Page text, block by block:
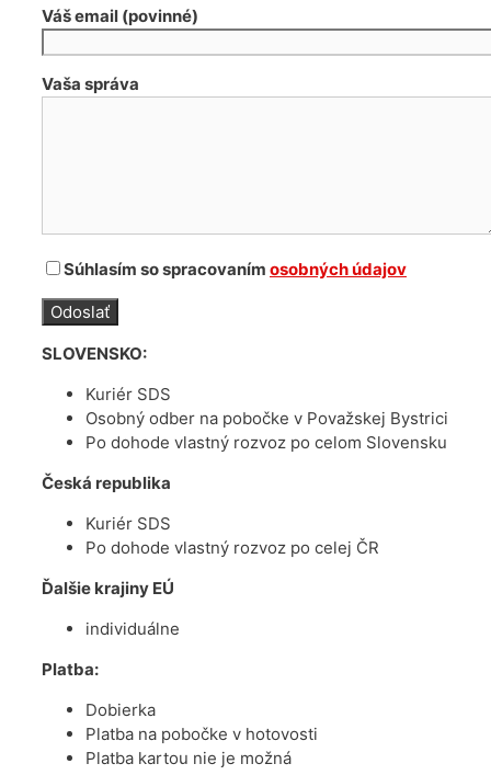
Váš email (povinné)
Vaša správa
Súhlasím so spracovaním osobných údajov
SLOVENSKO:
Kuriér SDS
Osobný odber na pobočke v Považskej Bystrici
Po dohode vlastný rozvoz po celom Slovensku
Česká republika
Kuriér SDS
Po dohode vlastný rozvoz po celej ČR
Ďalšie krajiny EÚ
individuálne
Platba:
Dobierka
Platba na pobočke v hotovosti
Platba kartou nie je možná